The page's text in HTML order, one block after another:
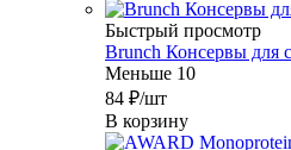
Быстрый просмотр
Brunch Консервы для
Меньше 10
84 ₽/шт
В корзину